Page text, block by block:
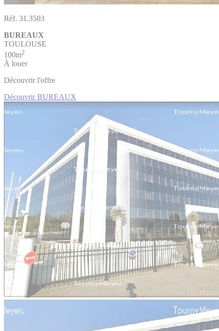
Réf. 31.3503
BUREAUX
TOULOUSE
100m2
À louer
Découvrir l'offre
Découvrir BUREAUX